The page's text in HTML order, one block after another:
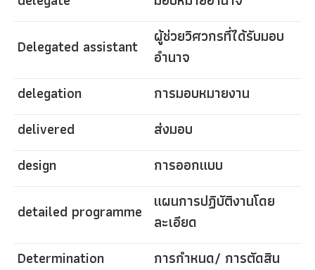
Delegated assistant
ผู้ช่วยวิศวกรที่ได้รับมอบ
อำนาจ
delegation
การมอบหมายงาน
delivered
ส่งมอบ
design
การออกแบบ
detailed programme แผนการปฏิบัติงานโดย
ละเอียด
Determination
การกำหนด/ การตัดสิน